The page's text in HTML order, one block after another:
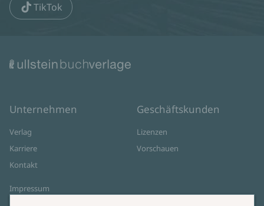
TikTok
Unternehmen
Verlag
Karriere
Kontakt
Impressum
Geschäftskunden
Lizenzen
Vorschauen